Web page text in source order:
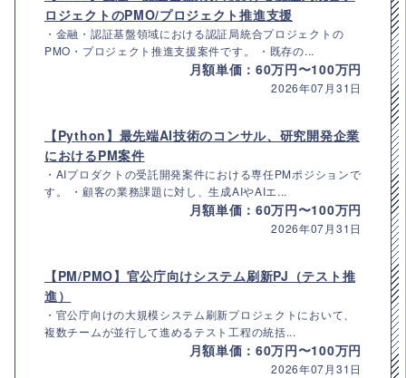
ロジェクトのPMO/プロジェクト推進支援
・金融・認証基盤領域における認証局統合プロジェクトの
PMO・プロジェクト推進支援案件です。 ・既存の...
月額単価：60万円〜100万円
2026年07月31日
【Python】最先端AI技術のコンサル、研究開発企業
におけるPM案件
・AIプロダクトの受託開発案件における専任PMポジションで
す。 ・顧客の業務課題に対し、生成AIやAIエ...
月額単価：60万円〜100万円
2026年07月31日
【PM/PMO】官公庁向けシステム刷新PJ（テスト推
進）
・官公庁向けの大規模システム刷新プロジェクトにおいて、
複数チームが並行して進めるテスト工程の統括...
月額単価：60万円〜100万円
2026年07月31日